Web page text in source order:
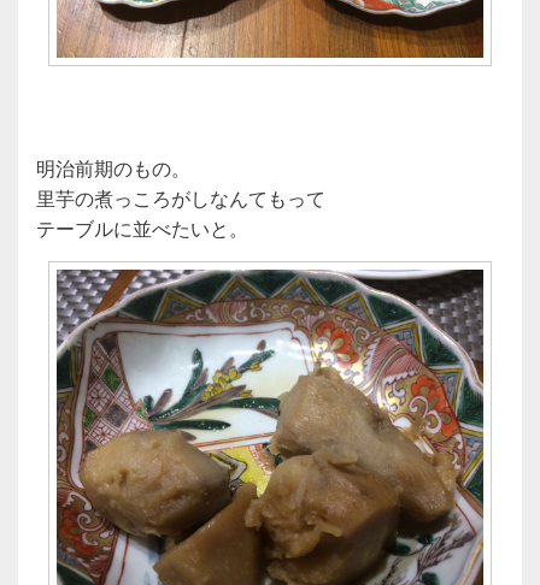
明治前期のもの。
里芋の煮っころがしなんてもって
テーブルに並べたいと。